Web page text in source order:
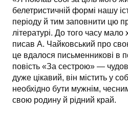
белетристичній формі нашу
періоду й тим заповнити цю
літературі. До того часу
писав А. Чайковський про
це вдалося письменникові в
повість «За сестрою» —
дуже цікавий, він містить у
необхідно бути мужнім,
свою родину й рідний край.